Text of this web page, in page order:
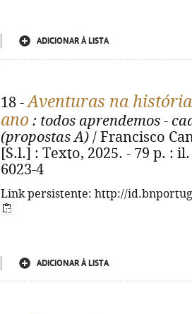
ADICIONAR À LISTA
18 -Aventuras na
ano : todos aprendemos -
(propostas A) / Francisco
[S.l.] : Texto, 2025. - 79 p. :
6023-4
Link persistente: http://
ADICIONAR À LISTA